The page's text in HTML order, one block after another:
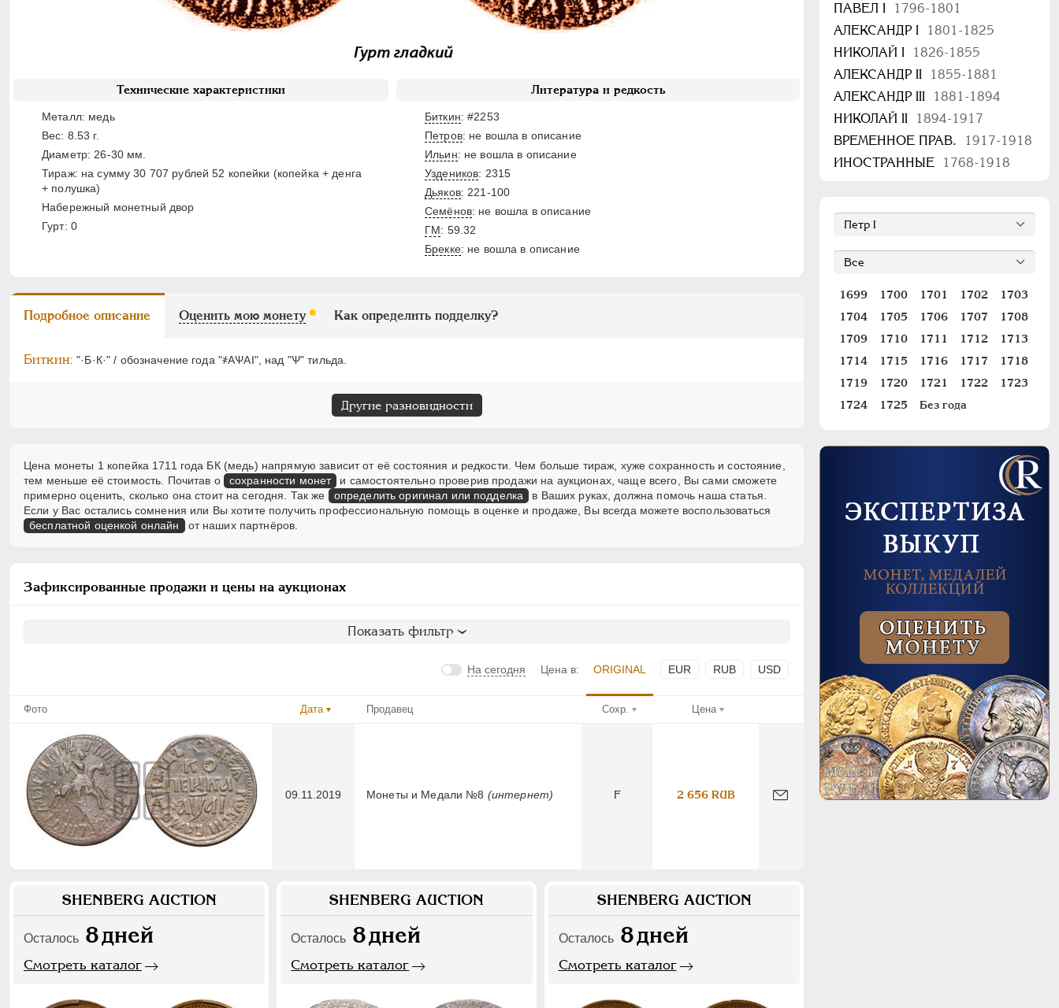
Технические характеристики
Металл: медь
Вес: 8.53 г.
Диаметр: 26-30 мм.
Тираж: на сумму 30 707 рублей 52 копейки (копейка + денга
+ полушка)
Набережный монетный двор
Гурт: 0
Литература и редкость
Биткин: #2253
Петров: не вошла в описание
Ильин: не вошла в описание
Уздеников: 2315
Дьяков: 221-100
Семёнов: не вошла в описание
ГМ: 59.32
Брекке: не вошла в описание
Подробное описание Оценить мою монету Как определить подделку?
Биткин: "·Б·К·" / обозначение года "҂АѰАI", над "Ѱ" тильда.
Другие разновидности
Цена монеты 1 копейка 1711 года БК (медь) напрямую зависит от её состояния и редкости. Чем больше тираж, хуже сохранность и состояние,
тем меньше её стоимость. Почитав о
сохранности монет
и самостоятельно проверив продажи на аукционах, чаще всего, Вы сами сможете
примерно оценить, сколько она стоит на сегодня. Так же
определить оригинал или подделка
в Ваших руках, должна помочь наша статья.
Если у Вас остались сомнения или Вы хотите получить профессиональную помощь в оценке и продаже, Вы всегда можете воспользоваться
бесплатной оценкой онлайн от наших партнёров.
Зафиксированные продажи и цены на аукционах
Показать фильтр
На сегодня Цена в: ORIGINAL EUR RUB USD
Фото Дата Продавец Сохр. Цена
09.11.2019 Монеты и Медали №8 (интернет) F 2 656 RUB
SHENBERG AUCTION
Осталось 8дней
Смотреть каталог
SHENBERG AUCTION
Осталось 8дней
Смотреть каталог
SHENBERG AUCTION
Осталось 8дней
Смотреть каталог
ПАВЕЛ I
1796-1801
АЛЕКСАНДР I
1801-1825
НИКОЛАЙ I
1826-1855
АЛЕКСАНДР II
1855-1881
АЛЕКСАНДР III
1881-1894
НИКОЛАЙ II
1894-1917
ВРЕМЕННОЕ ПРАВ.
1917-1918
ИНОСТРАННЫЕ
1768-1918
1699 1700 1701 1702
1703
1704
1705 1706 1707
1708
1709
1710 1711 1712
1713
1714
1715 1716 1717
1718
1719
1720 1721 1722
1723
1724
1725 Без года